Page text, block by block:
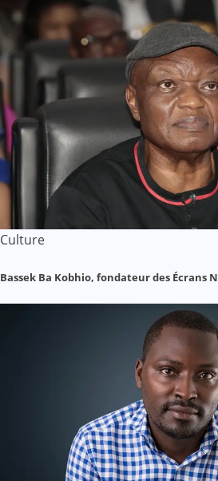
Culture
Bassek Ba Kobhio, fondateur des Écrans